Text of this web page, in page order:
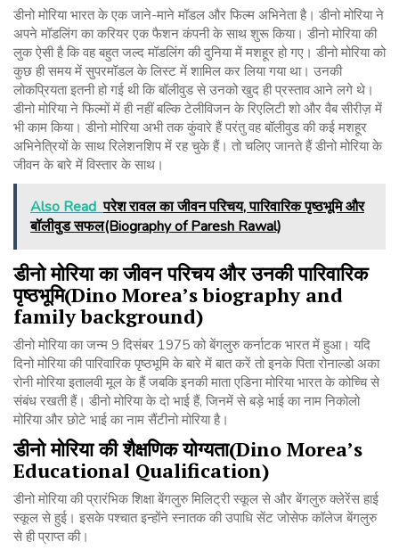
डीनो मोरिया भारत के एक जाने-माने मॉडल और फिल्म अभिनेता है। डीनो मोरिया ने
अपने मॉडलिंग का करियर एक फैशन कंपनी के साथ शुरू किया। डीनो मोरिया की
लुक ऐसी है कि वह बहुत जल्द मॉडलिंग की दुनिया में मशहूर हो गए। डीनो मोरिया को
कुछ ही समय में सुपरमॉडल के लिस्ट में शामिल कर लिया गया था। उनकी
लोकप्रियता इतनी हो गई थी कि बॉलीवुड से उनको खुद ही प्रस्ताव आने लगे थे।
डीनो मोरिया ने फिल्मों में ही नहीं बल्कि टेलीविजन के रिएलिटी शो और वैब सीरीज़ में
भी काम किया। डीनो मोरिया अभी तक कुंवारे हैं परंतु वह बॉलीवुड की कई मशहूर
अभिनेत्रियों के साथ रिलेशनशिप में रह चुके हैं। तो चलिए जानते हैं डीनो मोरिया के
जीवन के बारे में विस्तार के साथ।
Also Read परेश रावल का जीवन परिचय, पारिवारिक पृष्ठभूमि और
बॉलीवुड सफल(Biography of Paresh Rawal)
डीनो मोरिया का जीवन परिचय और उनकी पारिवारिक
पृष्ठभूमि(Dino Morea’s biography and
family background)
डीनो मोरिया का जन्म 9 दिसंबर 1975 को बेंगलुरु कर्नाटक भारत में हुआ। यदि
दिनो मोरिया की पारिवारिक पृष्ठभूमि के बारे में बात करें तो इनके पिता रोनाल्डो अका
रोनी मोरिया इतालवी मूल के हैं जबकि इनकी माता एडिना मोरिया भारत के कोच्चि से
संबंध रखती हैं। डीनो मोरिया के दो भाई हैं, जिनमें से बड़े भाई का नाम निकोलो
मोरिया और छोटे भाई का नाम सैंटीनो मोरिया है।
डीनो मोरिया की शैक्षणिक योग्यता(Dino Morea’s
Educational Qualification)
डीनो मोरिया की प्रारंभिक शिक्षा बेंगलुरु मिलिट्री स्कूल से और बेंगलुरु क्लेरेंस हाई
स्कूल से हुई। इसके पश्चात इन्होंने स्नातक की उपाधि सेंट जोसेफ कॉलेज बेंगलुरु
से ही प्राप्त की।